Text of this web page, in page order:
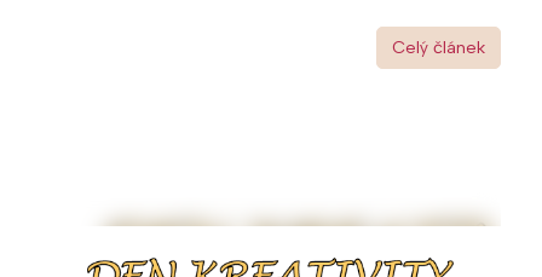
Celý článek